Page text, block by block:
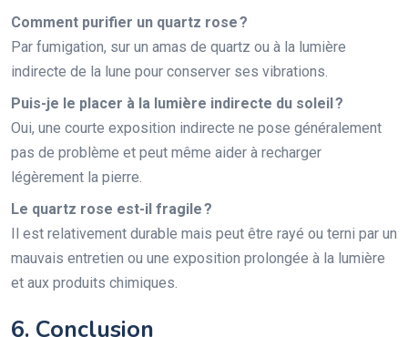
Comment purifier un quartz rose ?
Par fumigation, sur un amas de quartz ou à la lumière
indirecte de la lune pour conserver ses vibrations.
Puis-je le placer à la lumière indirecte du soleil ?
Oui, une courte exposition indirecte ne pose généralement
pas de problème et peut même aider à recharger
légèrement la pierre.
Le quartz rose est-il fragile ?
Il est relativement durable mais peut être rayé ou terni par un
mauvais entretien ou une exposition prolongée à la lumière
et aux produits chimiques.
6. Conclusion